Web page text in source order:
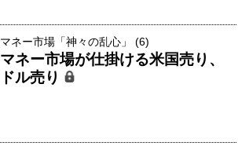
マネー市場「神々の乱心」 (6)
マネー市場が仕掛ける米国売り、
ドル売り